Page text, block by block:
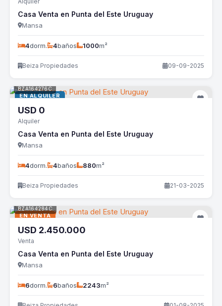
Casa Venta en Punta del Este Uruguay
Mansa
4dorm. 4baños 1000m²
Beiza Propiedades 09-09-2025
EN ALQUILER
BZA164276C
USD 0
Alquiler
Casa Venta en Punta del Este Uruguay
Mansa
4dorm. 4baños 880m²
Beiza Propiedades 21-03-2025
EN VENTA
BZA164284C
USD 2.450.000
Venta
Casa Venta en Punta del Este Uruguay
Mansa
6dorm. 6baños 2243m²